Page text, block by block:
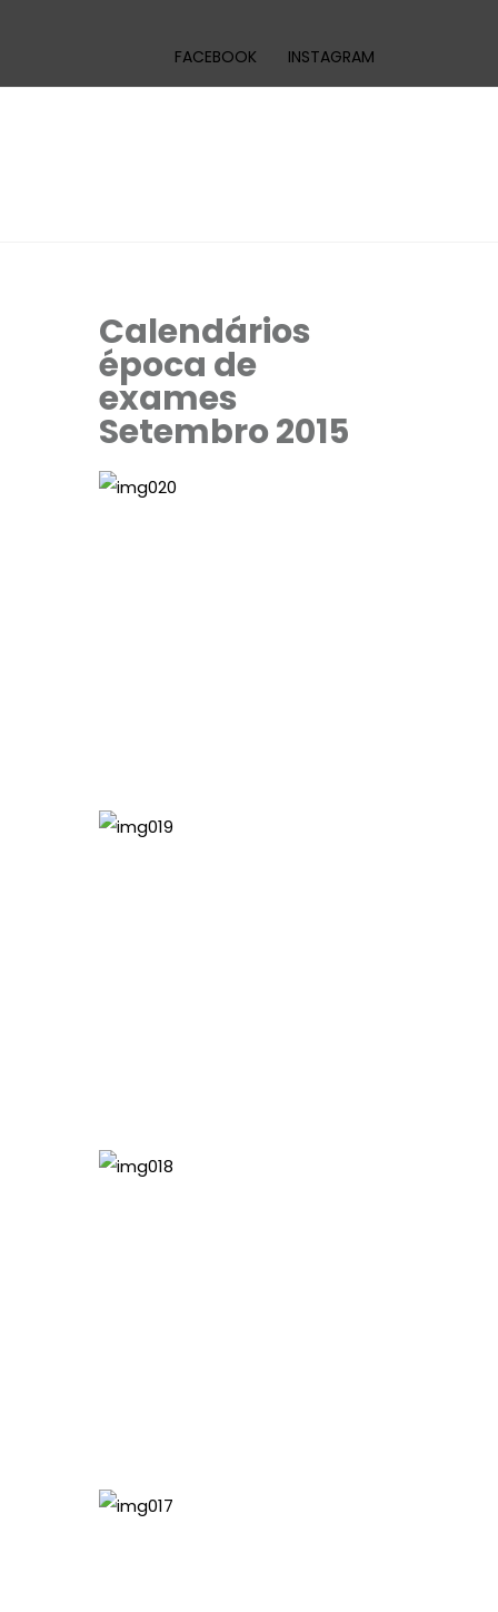
FACEBOOK INSTAGRAM
Calendários
época de
exames
Setembro 2015